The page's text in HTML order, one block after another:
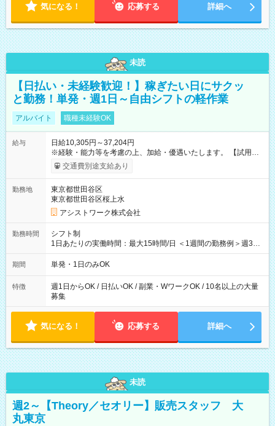
気になる！ 応募する 詳細へ
未読
【日払い・未経験歓迎！】稼ぎたい日にサクッ
と勤務！単発・週1日～自由シフトの軽作業
アルバイト 職種未経験OK
給与
日給10,305円～37,204円
※経験・能力等を考慮の上、加給・優遇いたします。 【試用期
間】試用期間なし
交通費別途支給あり
勤務地
東京都世田谷区
東京都世田谷区桜上水
アシストワーク株式会社
勤務時間
シフト制
1日あたりの実働時間：最大15時間/日 ＜1週間の勤務例＞週3回
勤務 勤務：月・水・金 休み：火・木・土・日 好きな時にお仕事
可能です！ ※1日あたりの最大実働時間は日勤、夜勤共に勤務し
期間 単発・1日のみOK
特徴
週1日からOK / 日払いOK / 副業・WワークOK / 10名以上の大量
募集
気になる！ 応募する 詳細へ
未読
週2～【Theory／セオリー】販売スタッフ 大
丸東京